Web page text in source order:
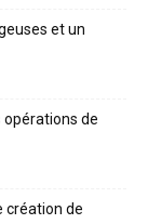
et un
opérations de
création de